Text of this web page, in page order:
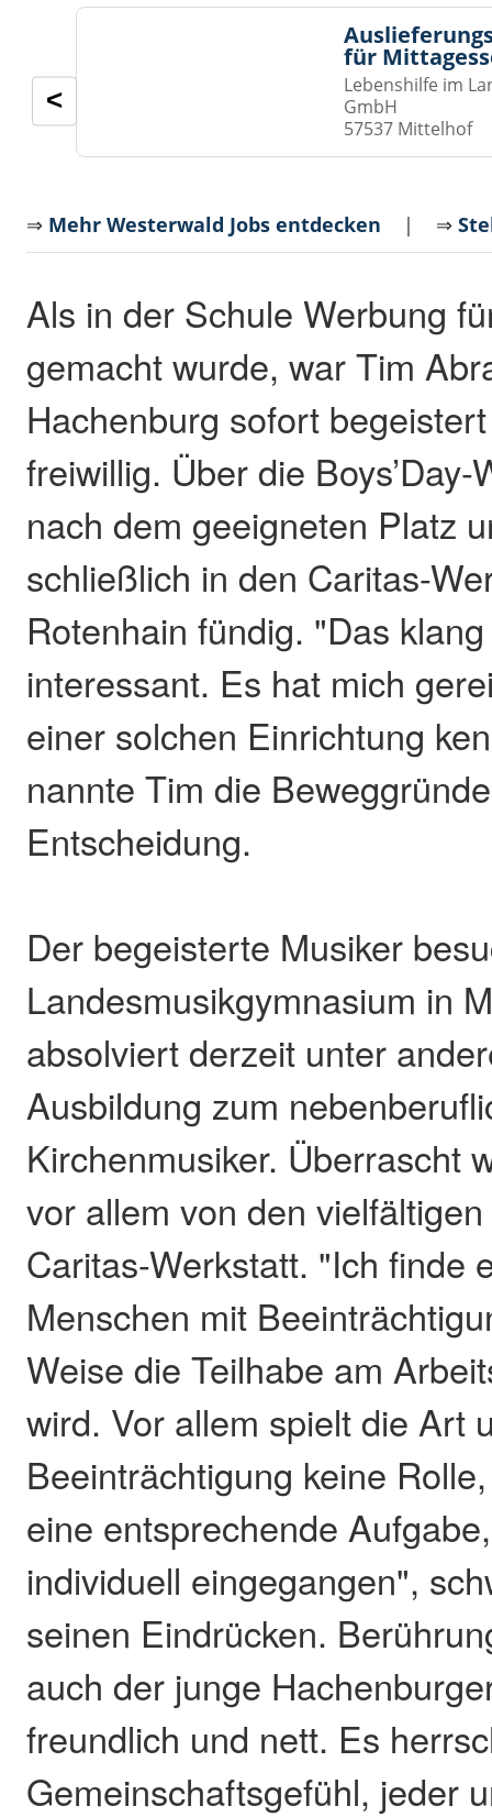
für
Lebenshilfe im
GmbH
57537 Mittelhof
<
⇒ Mehr Westerwald Jobs entdecken | ⇒
Als in der Schule Werbung
gemacht wurde, war Tim
Hachenburg sofort
freiwillig. Über die
nach dem geeigneten Platz
schließlich in den Caritas-
Rotenhain fündig. "Das
interessant. Es hat mich
einer solchen Einrichtung
nannte Tim die
Entscheidung.
Der begeisterte Musiker
Landesmusikgymnasium in
absolviert derzeit unter
Ausbildung zum
Kirchenmusiker. Überrascht
vor allem von den
Caritas-Werkstatt. "Ich finde
Menschen mit
Weise die Teilhabe am
wird. Vor allem spielt die Art
Beeinträchtigung keine
eine entsprechende
individuell eingegangen",
seinen Eindrücken.
auch der junge
freundlich und nett. Es
Gemeinschaftsgefühl, jeder